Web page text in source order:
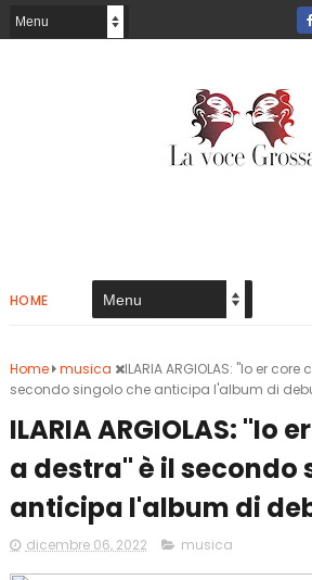
HOME
Home musica
ILARIA ARGIOLAS: "Io er
secondo singolo che anticipa l'album di
ILARIA ARGIOLAS: "Io
a destra" è il secondo
anticipa l'album di
dicembre 06, 2022 musica